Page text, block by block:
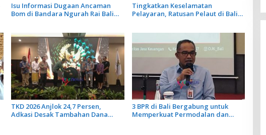
Isu Informasi Dugaan Ancaman
Bom di Bandara Ngurah Rai Bali
Tingkatkan Keselamatan
Pelayaran, Ratusan Pelaut di Bali
TKD 2026 Anjlok 24,7 Persen,
Adkasi Desak Tambahan Dana
3 BPR di Bali Bergabung untuk
Memperkuat Permodalan dan